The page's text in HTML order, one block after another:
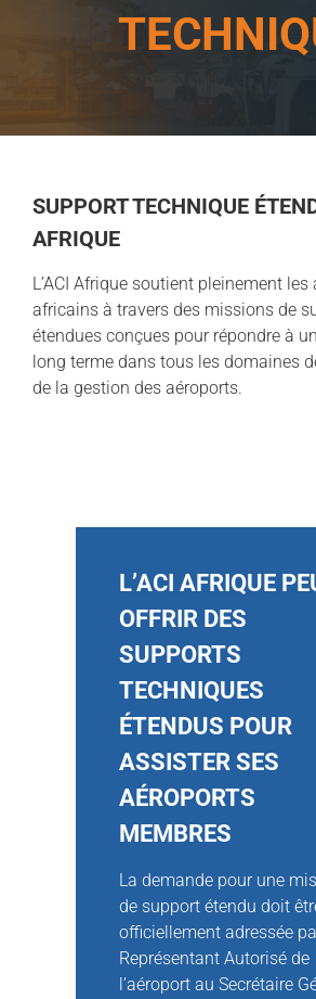
SUPPORT TECHNIQUE
AFRIQUE
L’ACI Afrique soutient pleinement les
africains à travers des missions de
étendues conçues pour répondre à
long terme dans tous les domaines
de la gestion des aéroports.
L’ACI AFRIQUE
OFFRIR DES
SUPPORTS
TECHNIQUES
ÉTENDUS POUR
ASSISTER SES
AÉROPORTS
MEMBRES
La demande pour une
de support étendu doit
officiellement adressée
Représentant Autorisé de
l’aéroport au Secrétaire